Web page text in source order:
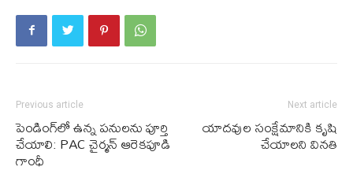
Previous article
పెండింగ్‌లో ఉన్న పనుల‌ను పూర్తి
చేయాలి: PAC చైర్మన్ ఆరెకపూడి
గాంధీ
Next article
యాద‌వుల సంక్షేమానికి కృషి
చేయాల‌ని విన‌తి